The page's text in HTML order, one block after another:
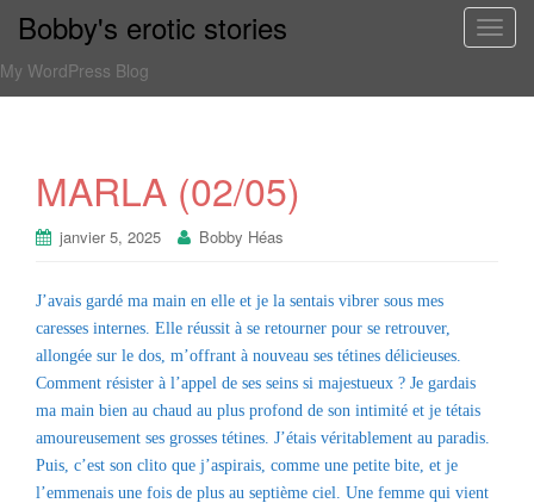
T
Bobby's erotic stories
My WordPress Blog
MARLA (02/05)
janvier 5, 2025 Bobby Héas
J’avais gardé ma main en elle et je la sentais vibrer sous mes
caresses internes. Elle réussit à se retourner pour se retrouver,
allongée sur le dos, m’offrant à nouveau ses tétines délicieuses.
Comment résister à l’appel de ses seins si majestueux ? Je gardais
ma main bien au chaud au plus profond de son intimité et je tétais
amoureusement ses grosses tétines. J’étais véritablement au paradis.
Puis, c’est son clito que j’aspirais, comme une petite bite, et je
l’emmenais une fois de plus au septième ciel. Une femme qui vient